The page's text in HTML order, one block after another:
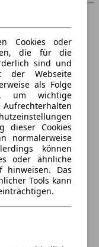
Cookies oder
die für die
sind und
der Webseite
als Folge
um wichtige
dieser Cookies
normalerweise
können
oder ähnliche
hinweisen. Das
Tools kann